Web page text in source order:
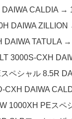
CALDIA →
DAIWA
DAIWA TATULA
3000S-CXH
ペシャル 8.5R
CXH DAIWA
1000XH PEス